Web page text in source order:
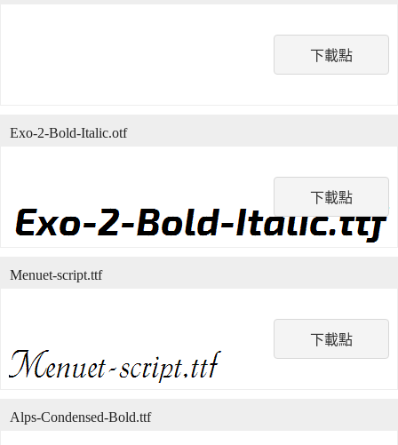
下載點
下載點
Exo-2-Bold-Italic.otf
下載點
Menuet-script.ttf
Alps-Condensed-Bold.ttf